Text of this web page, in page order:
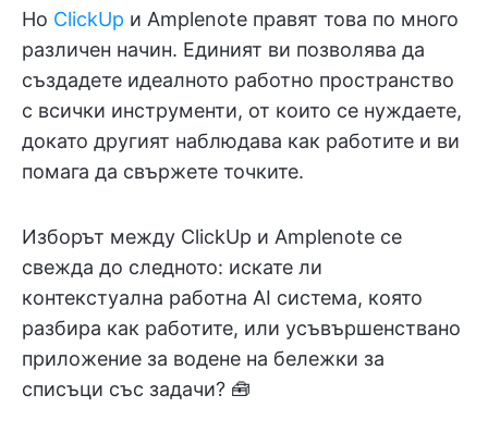
Но ClickUp и Amplenote правят това по много
различен начин. Единият ви позволява да
създадете идеалното работно пространство
с всички инструменти, от които се нуждаете,
докато другият наблюдава как работите и ви
помага да свържете точките.
Изборът между ClickUp и Amplenote се
свежда до следното: искате ли
контекстуална работна AI система, която
разбира как работите, или усъвършенствано
приложение за водене на бележки за
списъци със задачи? 🧰